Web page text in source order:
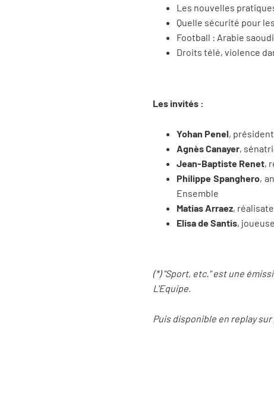
Les nouvelles
Quelle sécurité pour
Football : Arabie
Droits télé, violence
Les invités :
Yohan Penel,
Agnès Canayer,
Jean-Baptiste Renet,
Philippe Spanghero,
Ensemble
Matias Arraez,
Elisa de Santis,
(*) "Sport, etc." est une
L'Equipe.
Puis disponible en replay sur